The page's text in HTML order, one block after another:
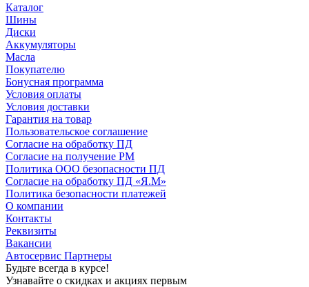
Каталог
Шины
Диски
Аккумуляторы
Масла
Покупателю
Бонусная программа
Условия оплаты
Условия доставки
Гарантия на товар
Пользовательское соглашение
Согласие на обработку ПД
Согласие на получение РМ
Политика ООО безопасности ПД
Согласие на обработку ПД «Я.М»
Политика безопасности платежей
О компании
Контакты
Реквизиты
Вакансии
Автосервис Партнеры
Будьте всегда в курсе!
Узнавайте о скидках и акциях первым